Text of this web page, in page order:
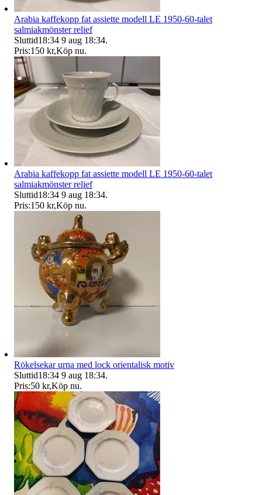
Arabia kaffekopp fat assiette modell LE 1950-60-talet
salmiakmönster relief
Sluttid18:34 9 aug 18:34.
Pris:150 kr,Köp nu.
Arabia kaffekopp fat assiette modell LE 1950-60-talet
salmiakmönster relief
Sluttid18:34 9 aug 18:34.
Pris:150 kr,Köp nu.
Rökelsekar urna med lock orientalisk motiv
Sluttid18:34 9 aug 18:34.
Pris:50 kr,Köp nu.